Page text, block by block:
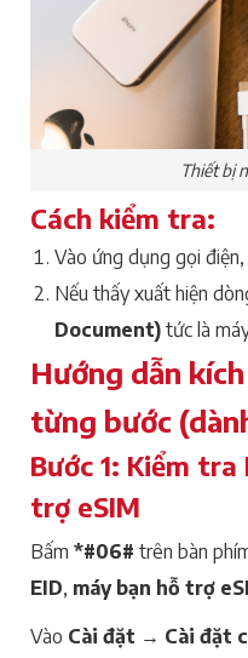
Thiết bị
Cách kiểm tra:
Vào ứng dụng gọi
Nếu thấy xuất hiện
Document) tức là
Hướng dẫn
từng bước
Bước 1: Kiểm tra
trợ eSIM
Bấm *#06# trên bàn
EID, máy bạn hỗ trợ
Vào Cài đặt → Cài đặt